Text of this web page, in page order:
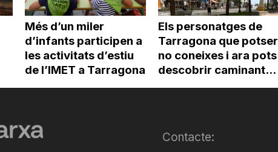
Més d’un miler
d’infants participen a
les activitats d’estiu
de l’IMET a Tarragona
Els personatges de
Tarragona que potser
no coneixes i ara pots
descobrir caminant...
Contacte: